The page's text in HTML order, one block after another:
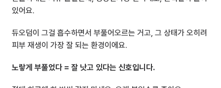
있어요.
듀오덤이 그걸 흡수하면서 부풀어오르는 거고, 그 상태가 오히려
피부 재생이 가장 잘 되는 환경이에요.
노랗게 부풀었다 = 잘 낫고 있다는 신호입니다.